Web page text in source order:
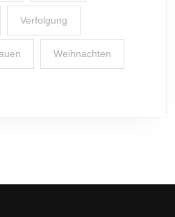
Verfolgung
Weihnachten